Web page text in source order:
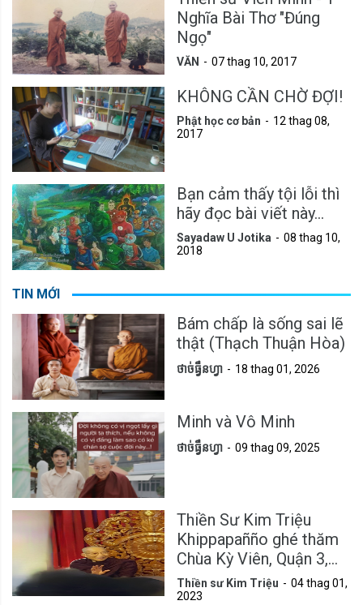
Nghĩa Bài Thơ "Đúng
Ngọ"
VĂN 07 thag 10, 2017
KHÔNG CẦN CHỜ ĐỢI!
Phật học cơ bản
12 thag 08,
2017
Bạn cảm thấy tội lỗi thì
hãy đọc bài viết này...
Sayadaw U Jotika
08 thag 10,
2018
TIN MỚI
Bám chấp là sống sai lẽ
thật (Thạch Thuận Hòa)
ថាច់ធ្វឹនហ្វា 18 thag 01, 2026
Minh và Vô Minh
ថាច់ធ្វឹនហ្វា 09 thag 09, 2025
Thiền Sư Kim Triệu
Khippapañño ghé thăm
Chùa Kỳ Viên, Quận 3,
Tp.HCM
Thiền sư Kim Triệu
04 thag 01,
2023